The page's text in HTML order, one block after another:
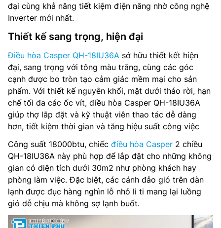
Môi chất lạnh: R32
Kích thước dàn lạnh: 990 x 319 x 222 mm
Trọng lượng dàn lạnh: 11 kg
Kích thước dàn nóng: 785 x 537 x 305 mm
Trọng lượng dàn nóng: 22 kg
Kích thước đường ống (lỏng/gas): 6/12 mm
Nơi sản xuất: Thái Lan
Hãng sản xuất: Casper
Năm ra mắt: 2025
đại cùng khả năng tiết kiệm điện năng nhờ công nghệ
Inverter mới nhất.
Thiết kế sang trọng, hiện đại
Điều hòa Casper QH-18IU36A sở hữu thiết kết hiện
đại, sang trọng với tông màu trắng, cùng các góc
cạnh được bo tròn tạo cảm giác mềm mại cho sản
phẩm. Với thiết kế nguyên khối, mặt dưới tháo rời, hạn
chế tối đa các ốc vít, điều hòa Casper QH-18IU36A
giúp thợ lắp đặt và kỹ thuật viên thao tác dễ dàng
hơn, tiết kiệm thời gian và tăng hiệu suất công việc
Công suất 18000btu, chiếc điều hòa Casper 2 chiều
QH-18IU36A này phù hợp để lắp đặt cho những không
gian có diện tích dưới 30m2 như phòng khách hay
phòng làm việc. Đặc biệt, các cánh đảo gió trên dàn
lạnh được đục hàng nghìn lỗ nhỏ li ti mang lại luồng
gió dễ chịu mà không sợ lạnh buốt.